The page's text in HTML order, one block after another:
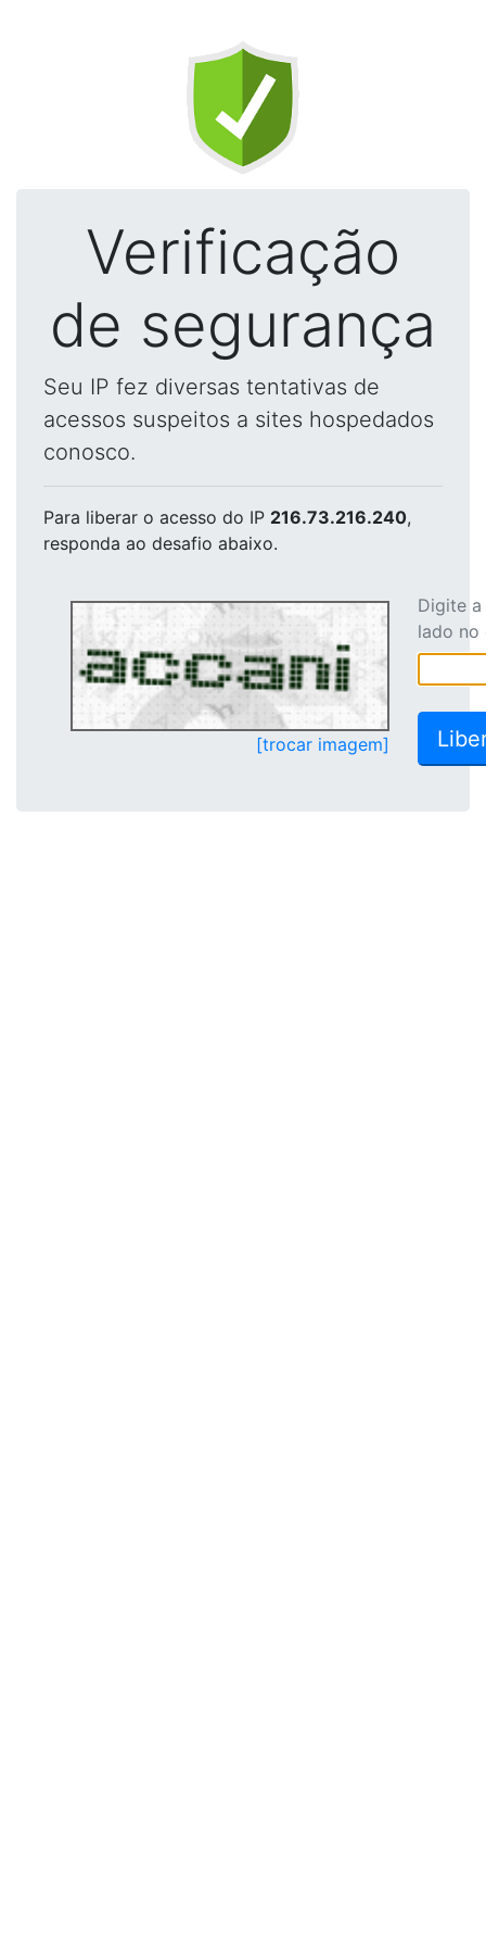
Verificação
de segurança
Seu IP fez diversas tentativas de
acessos suspeitos a sites hospedados
conosco.
Para liberar o acesso do IP 216.73.216.240,
responda ao desafio abaixo.
[trocar imagem]
Digite
lado no